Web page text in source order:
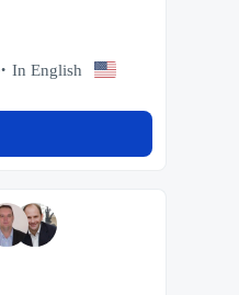
In English